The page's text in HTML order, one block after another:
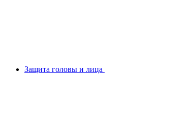
Защита головы и лица